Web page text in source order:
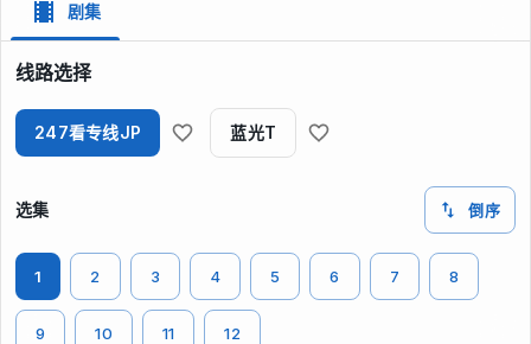
剧集
线路选择
247看专线JP 蓝光T
选集 倒序
1 2 3 4 5 6 7 8
9 10 11 12